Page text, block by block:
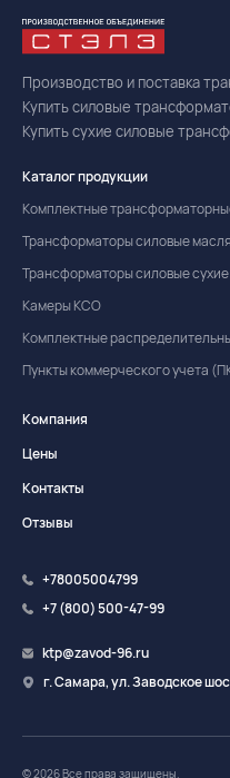
Производство и поставка
Купить силовые
Купить сухие силовые
Каталог продукции
Комплектные
Трансформаторы силовые
Трансформаторы силовые сухие
Камеры КСО
Комплектные
Пункты коммерческого учета
Компания
Цены
Контакты
Отзывы
+78005004799
+7 (800) 500-47-99
ktp@zavod-96.ru
г. Самара, ул. Заводское
© 2026 Все права защищены.